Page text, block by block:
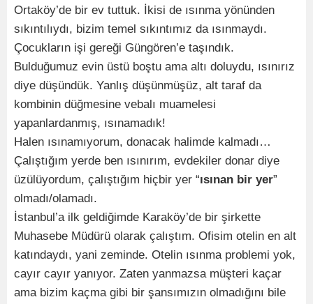
Ortaköy’de bir ev tuttuk. İkisi de ısınma yönünden
sıkıntılıydı, bizim temel sıkıntımız da ısınmaydı.
Çocukların işi gereği Güngören’e taşındık.
Bulduğumuz evin üstü boştu ama altı doluydu, ısınırız
diye düşündük. Yanlış düşünmüşüz, alt taraf da
kombinin düğmesine vebalı muamelesi
yapanlardanmış, ısınamadık!
Halen ısınamıyorum, donacak halimde kalmadı…
Çalıştığım yerde ben ısınırım, evdekiler donar diye
üzülüyordum, çalıştığım hiçbir yer “ısınan bir yer”
olmadı/olamadı.
İstanbul’a ilk geldiğimde Karaköy’de bir şirkette
Muhasebe Müdürü olarak çalıştım. Ofisim otelin en alt
katındaydı, yani zeminde. Otelin ısınma problemi yok,
cayır cayır yanıyor. Zaten yanmazsa müşteri kaçar
ama bizim kaçma gibi bir şansımızın olmadığını bile